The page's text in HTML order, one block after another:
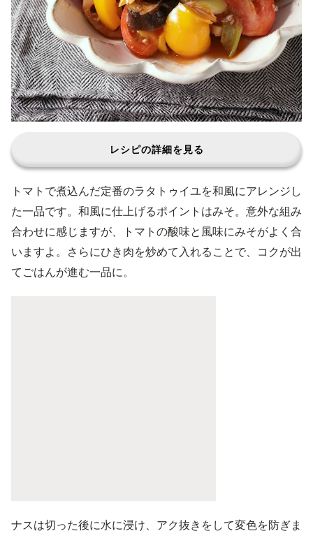
レシピの詳細を見る
トマトで煮込んだ定番のラタトゥイユを和風にアレンジし
た一品です。和風に仕上げるポイントはみそ。意外な組み
合わせに感じますが、トマトの酸味と風味にみそがよく合
いますよ。さらにひき肉を炒めて入れることで、コクが出
てごはんが進む一品に。
ナスは切った後に水に浸け、アク抜きをして変色を防ぎま